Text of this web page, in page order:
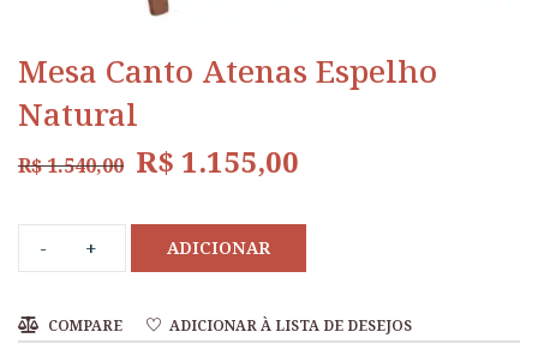
Mesa Canto Atenas Espelho
Natural
R$1.540,00 R$ 1.155,00
ADICIONAR
COMPARE ADICIONAR À LISTA DE DESEJOS